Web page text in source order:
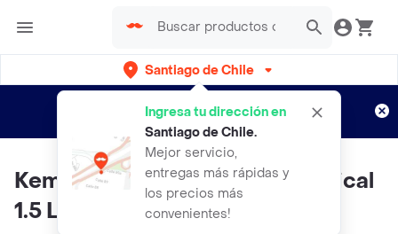
Santiago de Chile
Ingresa tu dirección en
Santiago de Chile.
Mejor servicio,
entregas más rápidas y
los precios más
convenientes!
envíos gratis por semanas
Aplican TyC
Kem Zero Refresco Sabor Tropical
1.5 L